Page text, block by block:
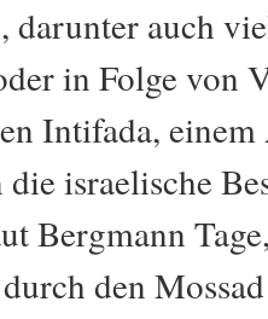
darunter auch
in Folge von
Intifada,
die israelische
Bergmann
den